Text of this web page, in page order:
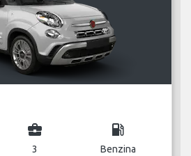
business_center
3
local_gas_station
Benzina